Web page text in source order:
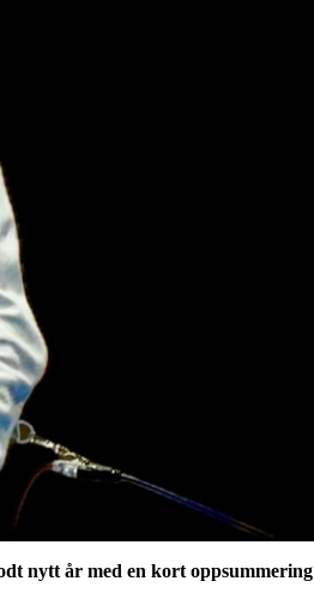
nytt år med en kort oppsummering